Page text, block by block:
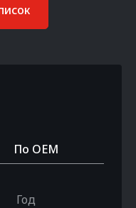
По OEM
Год